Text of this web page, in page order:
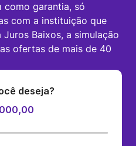
como garantia, só
com a instituição que
Baixos, a simulação
ofertas de mais de 40
deseja?